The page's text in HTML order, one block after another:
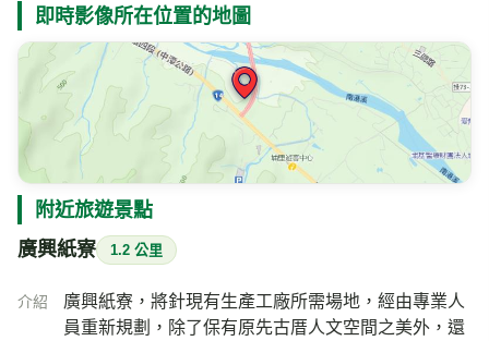
即時影像所在位置的地圖
附近旅遊景點
廣興紙寮 1.2 公里
介紹
廣興紙寮，將針現有生產工廠所需場地，經由專業人
員重新規劃，除了保有原先古厝人文空間之美外，還